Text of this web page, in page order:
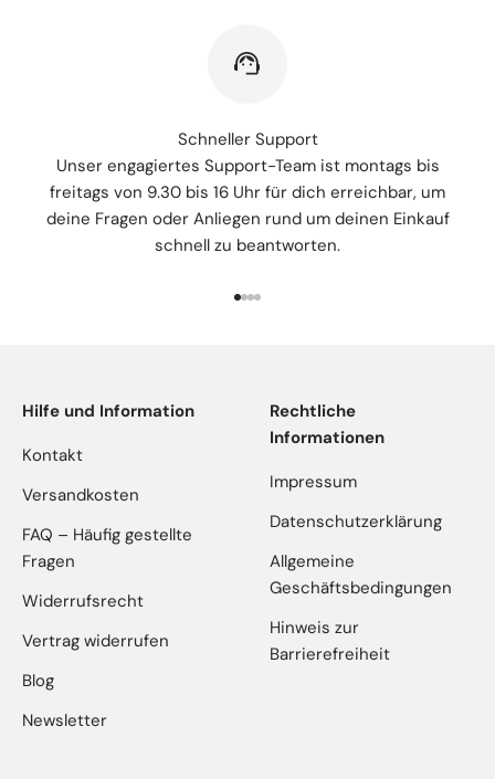
Schneller Support
Unser engagiertes Support-Team ist montags bis
freitags von 9.30 bis 16 Uhr für dich erreichbar, um
deine Fragen oder Anliegen rund um deinen Einkauf
schnell zu beantworten.
Hilfe und Information
Kontakt
Versandkosten
FAQ – Häufig gestellte
Fragen
Widerrufsrecht
Vertrag widerrufen
Blog
Newsletter
Rechtliche
Informationen
Impressum
Datenschutzerklärung
Allgemeine
Geschäftsbedingungen
Hinweis zur
Barrierefreiheit